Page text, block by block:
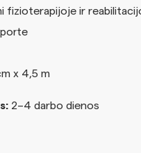
fizioterapijoje ir
x 4,5 m
2–4 darbo dienos